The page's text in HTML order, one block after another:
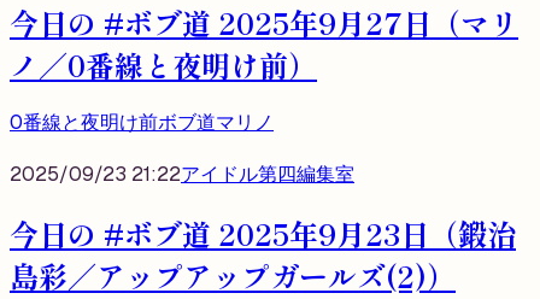
今日の #ボブ道 2025年9月27日（マリ
ノ／0番線と夜明け前）
0番線と夜明け前ボブ道マリノ
2025/09/23 21:22アイドル第四編集室
今日の #ボブ道 2025年9月23日（鍛治
島彩／アップアップガールズ(2)）